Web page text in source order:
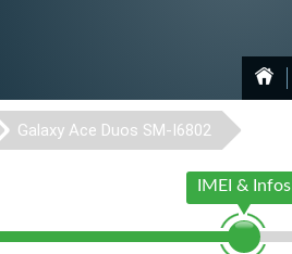
Galaxy Ace Duos SM-I6802
IMEI & Infos